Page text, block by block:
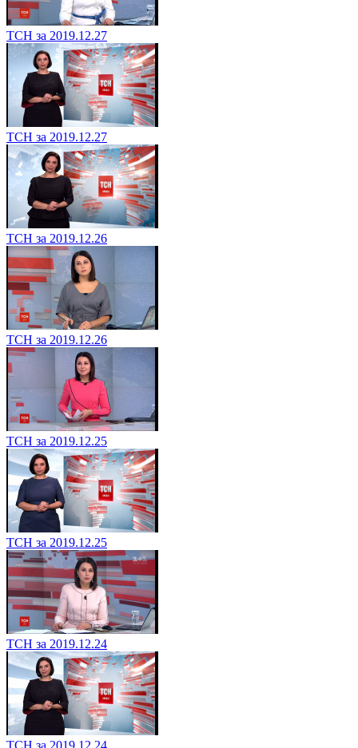
ТСН за 2019.12.27
ТСН за 2019.12.27
ТСН за 2019.12.26
ТСН за 2019.12.26
ТСН за 2019.12.25
ТСН за 2019.12.25
ТСН за 2019.12.24
ТСН за 2019.12.24